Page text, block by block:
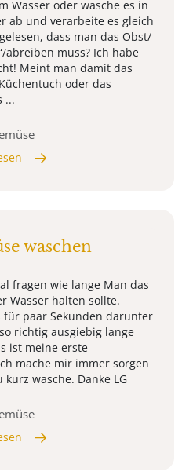
Wasser oder wasche es in
ab und verarbeite es gleich
dass man das Obst/
abreiben muss? Ich habe
Meint man damit das
oder das
...
waschen
fragen wie lange Man das
Wasser halten sollte.
für paar Sekunden darunter
richtig ausgiebig lange
ist meine erste
mache mir immer sorgen
wasche. Danke LG